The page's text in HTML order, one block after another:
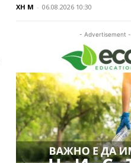
XH M - 06.08.2026 10:30
- Advertisement -